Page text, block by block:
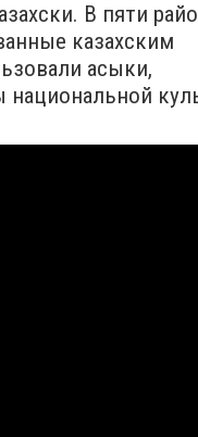
В пяти
казахским
асыки,